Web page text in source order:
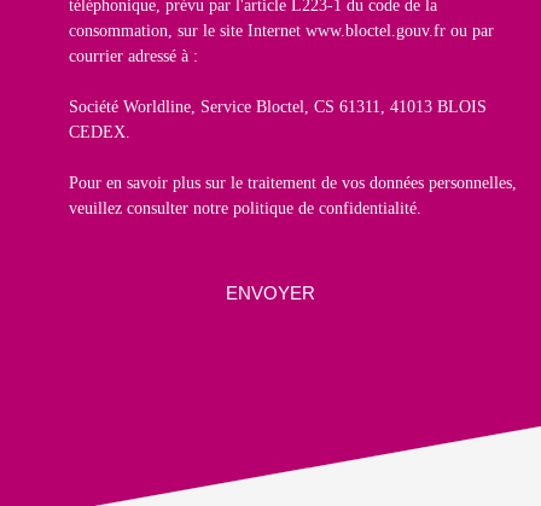
téléphonique, prévu par l'article L223-1 du code de la
consommation, sur le site Internet www.bloctel.gouv.fr ou par
courrier adressé à :
Société Worldline, Service Bloctel, CS 61311, 41013 BLOIS
CEDEX.
Pour en savoir plus sur le traitement de vos données personnelles,
veuillez consulter notre politique de confidentialité
ENVOYER